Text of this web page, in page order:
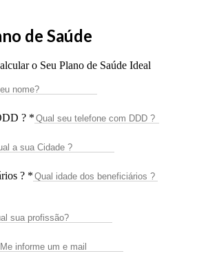
de Saúde
o Seu Plano de Saúde Ideal
? *
? *